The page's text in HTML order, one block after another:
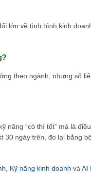
lớn về tình hình kinh
theo ngành, nhưng số
“có thì tốt” mà là
ngày trên, đo lại bằng
Kỹ năng kinh doanh và AI